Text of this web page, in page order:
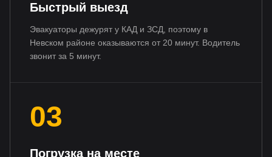
Быстрый выезд
Эвакуаторы дежурят у КАД и ЗСД, поэтому в
Невском районе оказываются от 20 минут. Водитель
звонит за 5 минут.
03
Погрузка на месте